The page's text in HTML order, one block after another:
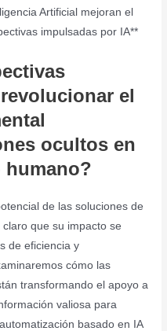
Artificial mejoran el
impulsadas por IA**
el
ocultos en
humano?
de las soluciones de
que su impacto se
de eficiencia y
cómo las
transformando el apoyo a
valiosa para
basado en IA